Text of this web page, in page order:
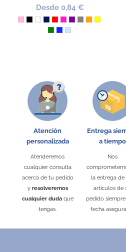
Desde 0,84 €
RosaNegroBlanco
Marino
RojoFucsiaMorado
GrisNaranjaAmarillo
VerdeAzul Royal
Azul Claro
Atención
personalizada
Atenderemos
cualquier consulta
acerca de tu pedido
y resolveremos
cualquier dudaque
tengas.
Entrega
a tiempo
Nos
la entrega de
artículos de
pedido siempre
fecha